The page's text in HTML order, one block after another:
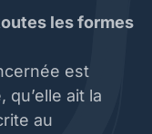
les formes
est
ait la
au